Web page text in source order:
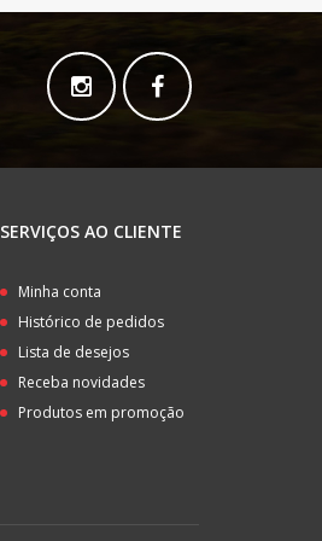
SERVIÇOS AO CLIENTE
Minha conta
Histórico de pedidos
Lista de desejos
Receba novidades
Produtos em promoção